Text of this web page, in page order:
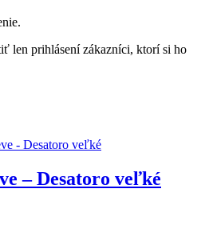
len prihlásení zákazníci, ktorí si ho
– Desatoro veľké